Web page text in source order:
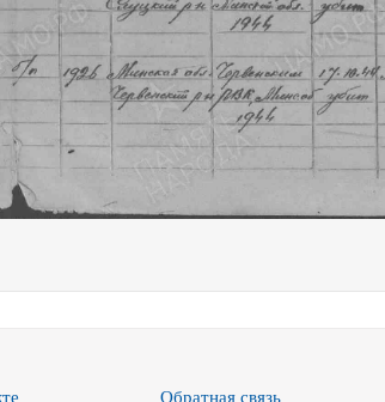
Обратная связь